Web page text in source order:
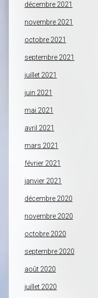
décembre 2021
novembre 2021
octobre 2021
septembre 2021
juillet 2021
juin 2021
mai 2021
avril 2021
mars 2021
février 2021
janvier 2021
décembre 2020
novembre 2020
octobre 2020
septembre 2020
août 2020
juillet 2020